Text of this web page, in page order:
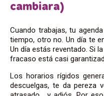
cambiara)
Cuando trabajas, tu
tiempo, otro no. Un día te
Un día estás reventado. Si
fracaso está casi
Los horarios rígidos
descuelgas, te da pereza